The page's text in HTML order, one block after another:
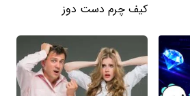
کیف چرم دست دوز